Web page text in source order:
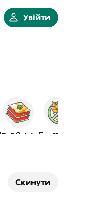
Увійти
Італійська
Скинути